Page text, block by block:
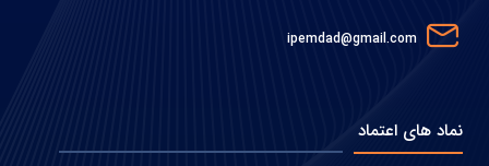
ipemdad@gmail.com
نماد های اعتماد